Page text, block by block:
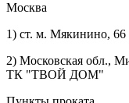
Москва
1) ст. м. Мякинино,
2) Московская обл.,
ТК "ТВОЙ ДОМ"